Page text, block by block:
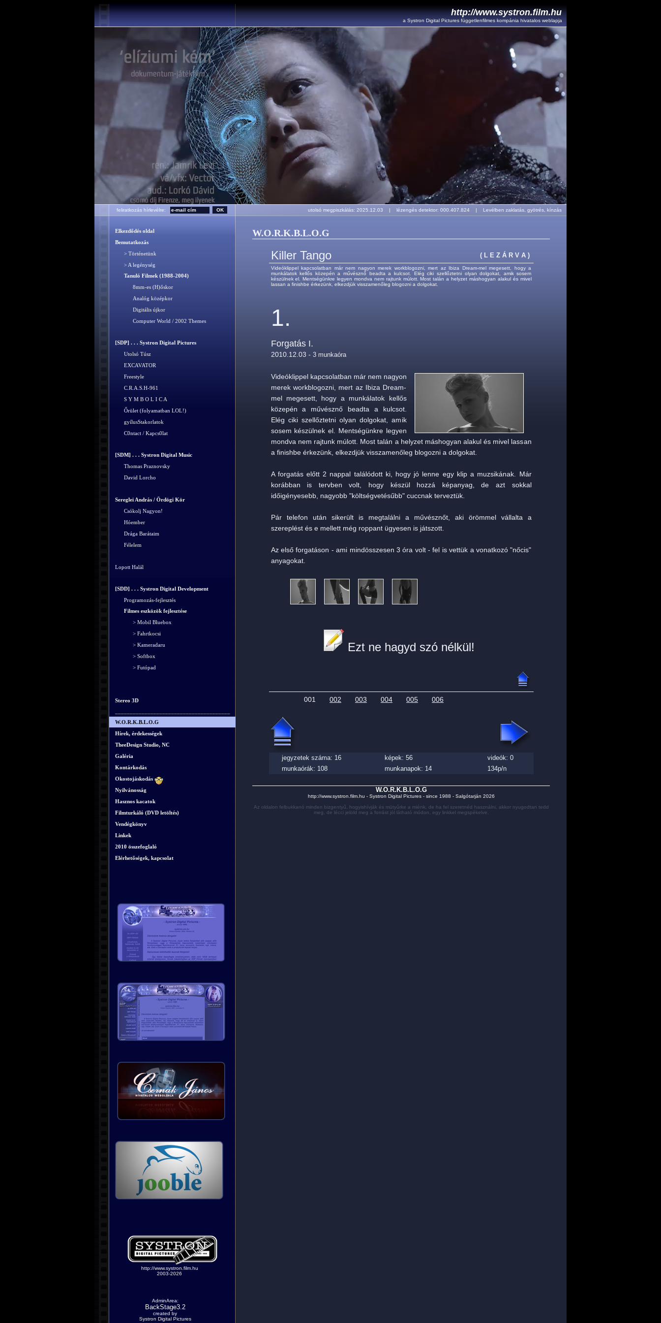
http://www.systron.film.hu
a Systron Digital Pictures függetlenfilmes kompánia hivatalos weblapja
feliratkozás hírlevélre: utolsó megpiszkálás: 2025.12.03 | lézengés detektor: 000.407.824 | Levélben zaklatás, gyötrés, kínzás
Elkezdődés oldal
Bemutatkozás
> Történetünk
> A legénység
Tanuló Filmek (1988-2004)
8mm-es (H)őskor
Analóg középkor
Digitális újkor
Computer World / 2002 Themes
[SDP] . . . Systron Digital Pictures
Utolsó Túsz
EXCAVATOR
Freestyle
C.R.A.S.H-961
S Y M B O L I C A
Őrület (folyamatban LOL!)
gyílusStakorlatok
C0ntact / Kapcs0lat
[SDM] . . . Systron Digital Music
Thomas Praznovsky
David Lorcho
Sereglei András / Ördögi Kör
Csókolj Nagyon!
Hóember
Drága Barátaim
Félelem
Lopott Halál
[SDD] . . . Systron Digital Development
Programozás-fejlesztés
Filmes eszközök fejlesztése
> Mobil Bluebox
> Fahrtkocsi
> Kameradaru
> Softbox
> Futópad
Stereo 3D
W.O.R.K.B.L.O.G
Hírek, érdekességek
TheeDesign Studio, NC
Galéria
Kontárkodás
Okostojáskodás
Nyilvánosság
Hasznos kacatok
Filmturkáló (DVD letöltés)
Vendégkönyv
Linkek
2010 összefoglaló
Elérhetőségek, kapcsolat
W.O.R.K.B.L.O.G
Killer Tango ( L E Z Á R V A )
Videóklippel kapcsolatban már nem nagyon merek workblogozni, mert az Ibiza Dream-mel megesett, hogy a
munkálatok kellős közepén a művésznő beadta a kulcsot. Elég ciki szellőztetni olyan dolgokat, amik sosem
készülnek el. Mentségünkre legyen mondva nem rajtunk múlott. Most talán a helyzet máshogyan alakul és mivel
lassan a finishbe érkezünk, elkezdjük visszamenőleg blogozni a dolgokat.
1.
Forgatás I.
2010.12.03 - 3 munkaóra
Videóklippel kapcsolatban már nem nagyon
merek workblogozni, mert az Ibiza Dream-
mel megesett, hogy a munkálatok kellős
közepén a művésznő beadta a kulcsot.
Elég ciki szellőztetni olyan dolgokat, amik
sosem készülnek el. Mentségünkre legyen
mondva nem rajtunk múlott. Most talán a helyzet máshogyan alakul és mivel lassan
a finishbe érkezünk, elkezdjük visszamenőleg blogozni a dolgokat.
A forgatás előtt 2 nappal találódott ki, hogy jó lenne egy klip a muzsikának. Már
korábban is tervben volt, hogy készül hozzá képanyag, de azt sokkal
időigényesebb, nagyobb "költségvetésűbb" cuccnak terveztük.
Pár telefon után sikerült is megtalálni a művésznőt, aki örömmel vállalta a
szereplést és e mellett még roppant ügyesen is játszott.
Az első forgatáson - ami mindösszesen 3 óra volt - fel is vettük a vonatkozó "nőcis"
anyagokat.
Ezt ne hagyd szó nélkül!
001 002 003 004 005 006
jegyzetek száma: 16 képek: 56
videók: 0
munkaórák: 108
munkanapok: 14 134p/n
W.O.R.K.B.L.O.G
http://www.systron.film.hu - Systron Digital Pictures - since 1988 - Salgótarján 2026
Az oldalon felbukkanó minden bizgentyű, hogyishívják és mütyűrke a miénk, de ha fel szeretnéd használni, akkor nyugodtan tedd
meg, de lécci jelöld meg a forrást jól látható módon, egy linkkel megspékelve.
http://www.systron.film.hu
2003-2026
AdminArea:
BackStage3.2
created by
Systron Digital Pictures